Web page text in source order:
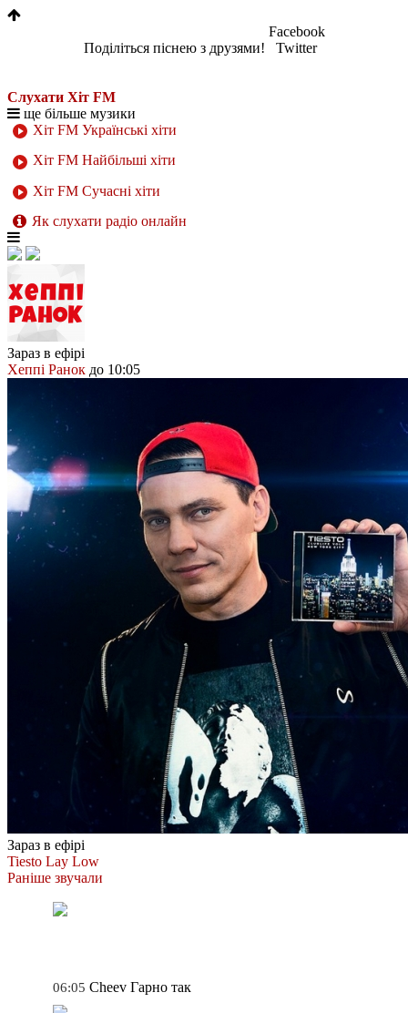
Поділіться піснею з друзями!
Facebook
Twitter
Слухати Хіт FM
ще більше музики
Хіт FM Українські хіти
Хіт FM Найбільші хіти
Хіт FM Сучасні хіти
Як слухати радіо онлайн
Зараз в ефірі
Хеппі Ранок до 10:05
Зараз в ефірі
Tiesto Lay Low
Раніше звучали
06:05 Cheev Гарно так